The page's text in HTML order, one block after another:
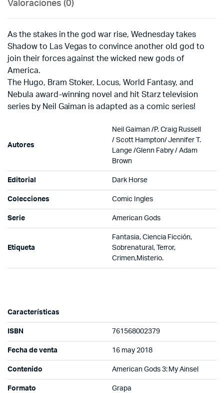
Valoraciones (0)
As the stakes in the god war rise, Wednesday takes
Shadow to Las Vegas to convince another old god to
join their forces against the wicked new gods of
America.
The Hugo, Bram Stoker, Locus, World Fantasy, and
Nebula award-winning novel and hit Starz television
series by Neil Gaiman is adapted as a comic series!
Autores
Neil Gaiman /P. Craig Russell
/ Scott Hampton/ Jennifer T.
Lange /Glenn Fabry / Adam
Brown
Editorial Dark Horse
Colecciones Comic Ingles
Serie American Gods
Etiqueta
Fantasia, Ciencia Ficción,
Sobrenatural, Terror,
Crimen,Misterio.
Características
ISBN 761568002379
Fecha de venta 16 may 2018
Contenido American Gods 3: My Ainsel
Formato Grapa